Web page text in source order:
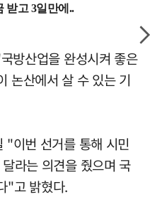
방산업을 완성시켜 좋은
논산에서 살 수 있는 기
"이번 선거를 통해 시민
라는 의견을 줬으며 국
"고 밝혔다.